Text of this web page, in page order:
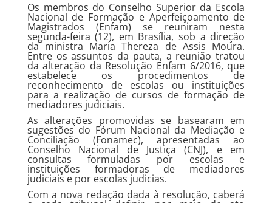
Os membros do Conselho Superior da Escola
Nacional de Formação e Aperfeiçoamento de
Magistrados (Enfam) se reuniram nesta
segunda-feira (12), em Brasília, sob a direção
da ministra Maria Thereza de Assis Moura.
Entre os assuntos da pauta, a reunião tratou
da alteração da Resolução Enfam 6/2016, que
estabelece os procedimentos de
reconhecimento de escolas ou instituições
para a realização de cursos de formação de
mediadores judiciais.
As alterações promovidas se basearam em
sugestões do Fórum Nacional da Mediação e
Conciliação (Fonamec), apresentadas ao
Conselho Nacional de Justiça (CNJ), e em
consultas formuladas por escolas e
instituições formadoras de mediadores
judiciais e por escolas judicias.
Com a nova redação dada à resolução, caberá